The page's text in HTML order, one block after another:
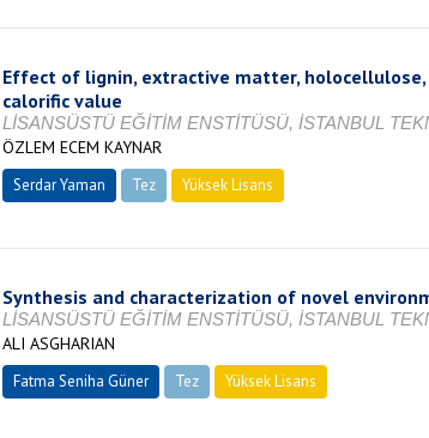
Effect of lignin, extractive matter,
calorific value
LİSANSÜSTÜ EĞİTİM ENSTİTÜSÜ, İSTANBUL
ÖZLEM ECEM KAYNAR
Serdar Yaman Tez Yüksek Lisans
Synthesis and characterization of novel
LİSANSÜSTÜ EĞİTİM ENSTİTÜSÜ, İSTANBUL
ALI ASGHARIAN
Fatma Seniha Güner Tez Yüksek Lisans